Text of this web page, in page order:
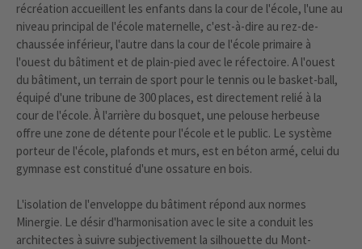
récréation accueillent les enfants dans la cour de l'école, l'une au
niveau principal de l'école maternelle, c'est-à-dire au rez-de-
chaussée inférieur, l'autre dans la cour de l'école primaire à
l'ouest du bâtiment et de plain-pied avec le réfectoire. A l'ouest
du bâtiment, un terrain de sport pour le tennis ou le basket-ball,
équipé d'une tribune de 300 places, est directement relié à la
cour de l'école. À l'arrière du bosquet, une pelouse herbeuse
offre une zone de détente pour l'école et le public. Le système
porteur de l'école, plafonds et murs, est en béton armé, celui du
gymnase est constitué d'une ossature en bois.
L'isolation de l'enveloppe du bâtiment répond aux normes
Minergie. Le désir d'harmonisation avec le site a conduit les
architectes à suivre subjectivement la silhouette du Mont-